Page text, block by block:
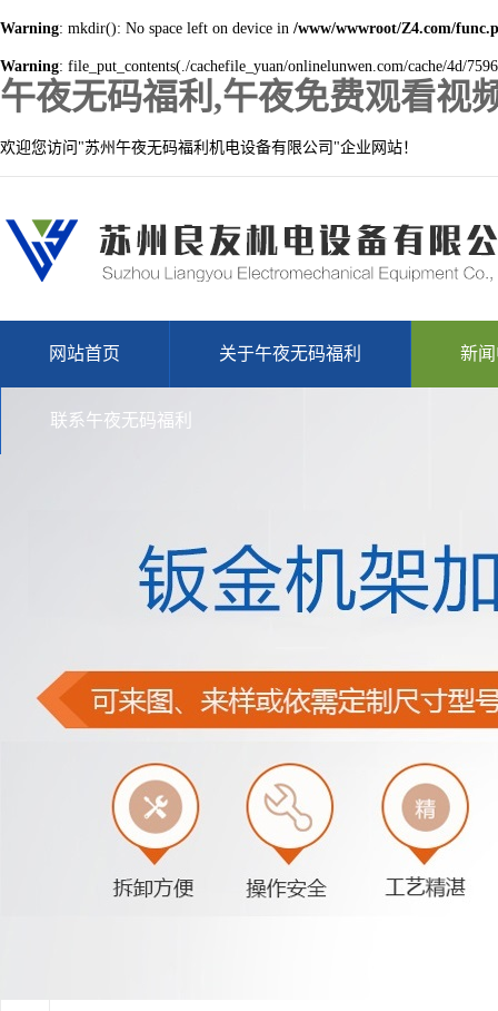
Warning: mkdir(): No space left on device in /www/wwwroot/Z4.com/
Warning: file_put_contents(./cachefile_yuan/onlinelunwen.com/cache/4d/
午夜无码福利,午夜免费观看视
欢迎您访问"苏州午夜无码福利机电设备有限公司"企业网站！
网站首页 关于午夜无码福利 新
联系午夜无码福利